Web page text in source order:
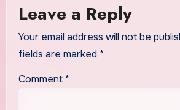
Leave a Reply
Your email address will not be
fields are marked *
Comment *